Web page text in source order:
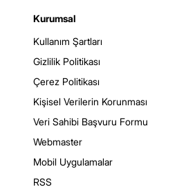
Kurumsal
Kullanım Şartları
Gizlilik Politikası
Çerez Politikası
Kişisel Verilerin Korunması
Veri Sahibi Başvuru Formu
Webmaster
Mobil Uygulamalar
RSS